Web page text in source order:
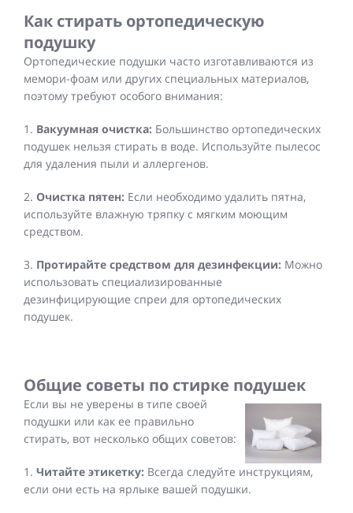
Как стирать ортопедическую
подушку
Ортопедические подушки часто изготавливаются из
мемори-фоам или других специальных материалов,
поэтому требуют особого внимания:
1. Вакуумная очистка: Большинство ортопедических
подушек нельзя стирать в воде. Используйте пылесос
для удаления пыли и аллергенов.
2. Очистка пятен: Если необходимо удалить пятна,
используйте влажную тряпку с мягким моющим
средством.
3. Протирайте средством для дезинфекции: Можно
использовать специализированные
дезинфицирующие спреи для ортопедических
подушек.
Общие советы по стирке подушек
Если вы не уверены в типе своей
подушки или как ее правильно
стирать, вот несколько общих советов:
1. Читайте этикетку: Всегда следуйте инструкциям,
если они есть на ярлыке вашей подушки.